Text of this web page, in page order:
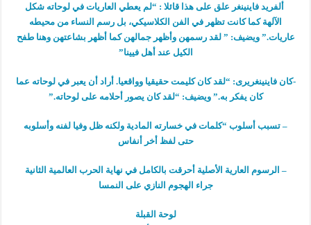
ألفريد فاينينغر علق على هذا قائلا : “لم يعطي العاريات في لوحاته شكل
الآلهة كما كانت تظهر في الفن الكلاسيكي، بل رسم النساء من محيطه
عاريات.” ويضيف: ” لقد رسمهن وأظهر جمالهن كما أظهر بشاعتهن وهنا طفح
الكيل عند أهل فيينا”
-كان فاينينغريرى: “لقد كان كليمت حقيقيا وواقعيا. أراد أن يعبر في لوحاته عما
كان يفكر به.” ويضيف: “لقد كان يصور أحلامه على لوحاته.”
– تسبب أسلوب “كلمات في خسارته المادية ولكنه ظل وفيا لفنه وأسلوبه
حتى لفظ أخر أنفاس
– الرسوم العارية الأصلية أحرقت بالكامل في نهاية الحرب العالمية الثانية
جراء الهجوم النازي على النمسا
لوحة القبلة